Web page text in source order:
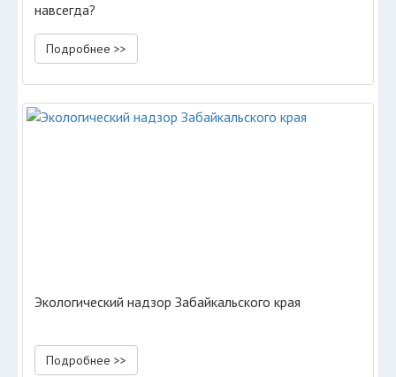
навсегда?
Подробнее >>
Экологический надзор Забайкальского края
Подробнее >>